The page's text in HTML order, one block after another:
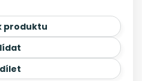
produktu